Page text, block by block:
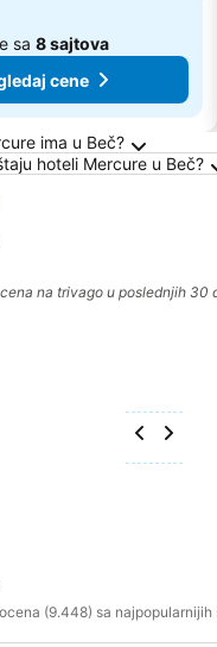
sa 8 sajtova
cene
Questions
ima u Beč?
hoteli Mercure u Beč?
na trivago u poslednjih 30
(9.448) sa najpopularnijih